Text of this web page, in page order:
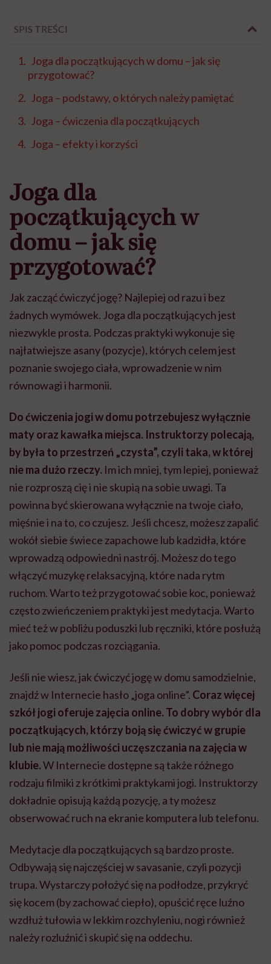
SPIS TREŚCI
Joga dla początkujących w domu – jak się
przygotować?
Joga – podstawy, o których należy pamiętać
Joga – ćwiczenia dla początkujących
Joga – efekty i korzyści
Joga dla
początkujących w
domu – jak się
przygotować?
Jak zacząć ćwiczyć jogę? Najlepiej od razu i bez
żadnych wymówek. Joga dla początkujących jest
niezwykle prosta. Podczas praktyki wykonuje się
najłatwiejsze asany (pozycje), których celem jest
poznanie swojego ciała, wprowadzenie w nim
równowagi i harmonii.
Do ćwiczenia jogi w domu potrzebujesz wyłącznie
maty oraz kawałka miejsca. Instruktorzy polecają,
by była to przestrzeń „czysta”, czyli taka, w której
nie ma dużo rzeczy. Im ich mniej, tym lepiej, ponieważ
nie rozproszą cię i nie skupią na sobie uwagi. Ta
powinna być skierowana wyłącznie na twoje ciało,
mięśnie i na to, co czujesz. Jeśli chcesz, możesz zapalić
wokół siebie świece zapachowe lub kadzidła, które
wprowadzą odpowiedni nastrój. Możesz do tego
włączyć muzykę relaksacyjną, które nada rytm
ruchom. Warto też przygotować sobie koc, ponieważ
często zwieńczeniem praktyki jest medytacja. Warto
mieć też w pobliżu poduszki lub ręczniki, które posłużą
jako pomoc podczas rozciągania.
Jeśli nie wiesz, jak ćwiczyć jogę w domu samodzielnie,
znajdź w Internecie hasło „joga online”. Coraz więcej
szkół jogi oferuje zajęcia online. To dobry wybór dla
początkujących, którzy boją się ćwiczyć w grupie
lub nie mają możliwości uczęszczania na zajęcia w
klubie.W Internecie dostępne są także różnego
rodzaju filmiki z krótkimi praktykami jogi. Instruktorzy
dokładnie opisują każdą pozycję, a ty możesz
obserwować ruch na ekranie komputera lub telefonu.
Medytacje dla początkujących są bardzo proste.
Odbywają się najczęściej w savasanie, czyli pozycji
trupa. Wystarczy położyć się na podłodze, przykryć
się kocem (by zachować ciepło), opuścić ręce luźno
wzdłuż tułowia w lekkim rozchyleniu, nogi również
należy rozluźnić i skupić się na oddechu.